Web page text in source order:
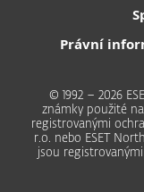
Právní
© 1992 – 2026
známky použité
registrovanými
r.o. nebo ESET
jsou